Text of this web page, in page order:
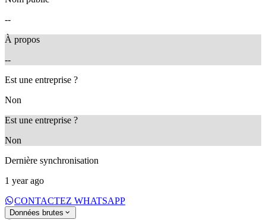
--
À propos
--
Est une entreprise ?
Non
Est une entreprise ?
Non
Dernière synchronisation
1 year ago
CONTACTEZ WHATSAPP
Données brutes